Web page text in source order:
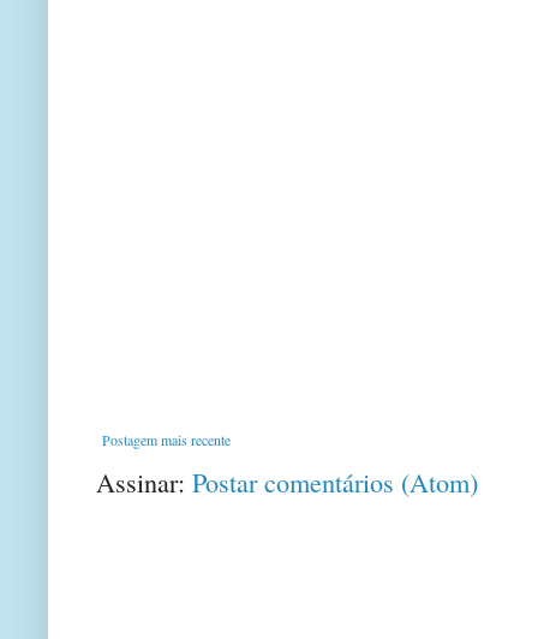
Postagem mais recente
Assinar: Postar comentários (Atom)